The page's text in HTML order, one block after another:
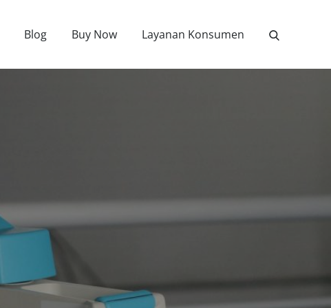
Blog Buy Now Layanan Konsumen